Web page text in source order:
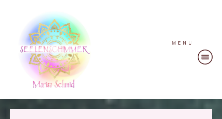
MENU